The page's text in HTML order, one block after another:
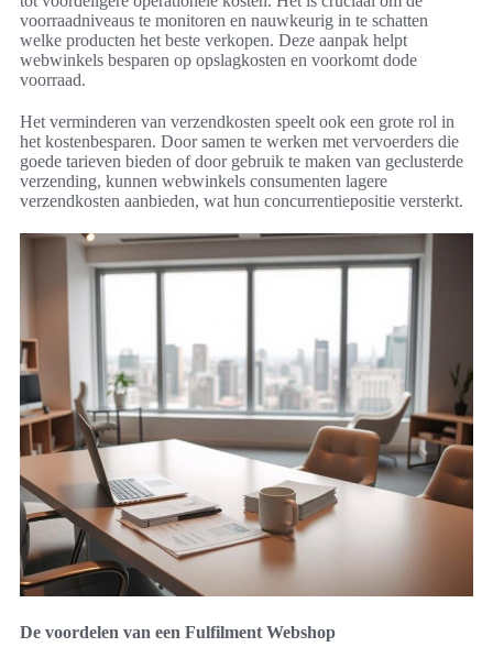
voorraadniveaus te monitoren en nauwkeurig in te schatten
welke producten het beste verkopen. Deze aanpak helpt
webwinkels besparen op opslagkosten en voorkomt dode
voorraad.
Het verminderen van verzendkosten speelt ook een grote rol in
het kostenbesparen. Door samen te werken met vervoerders die
goede tarieven bieden of door gebruik te maken van geclusterde
verzending, kunnen webwinkels consumenten lagere
verzendkosten aanbieden, wat hun concurrentiepositie versterkt.
De voordelen van een Fulfilment Webshop